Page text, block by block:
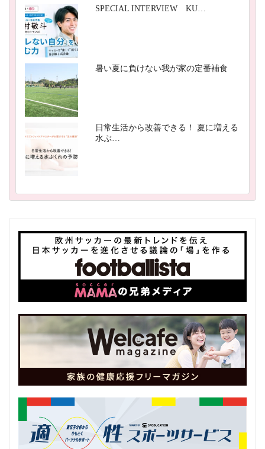
SPECIAL INTERVIEW KU…
暑い夏に負けない我が家の定番補食
日常生活から改善できる！ 夏に増える
水ぶ…